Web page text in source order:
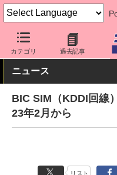
カテゴリ 過去記事
ケータイ Watch キャリア
ニュース
BIC SIM（KDDI回線
23年2月から
リスト